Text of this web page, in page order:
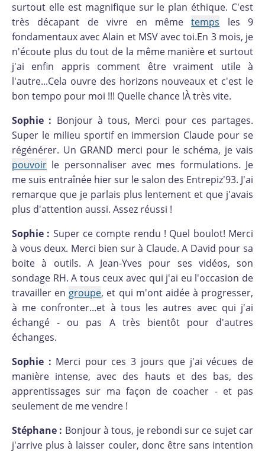
surtout elle est magnifique sur le plan éthique. C'est
très décapant de vivre en mêmetemps les 9
fondamentaux avec Alain et MSV avec toi.En 3 mois, je
n'écoute plus du tout de la même manière et surtout
j'ai enfin appris comment être vraiment utile à
l'autre...Cela ouvre des horizons nouveaux et c'est le
bon tempo pour moi !!! Quelle chance !À très vite.
Sophie : Bonjour à tous, Merci pour ces partages.
Super le milieu sportif en immersion Claude pour se
régénérer. Un GRAND merci pour le schéma, je vais
pouvoir le personnaliser avec mes formulations. Je
me suis entraînée hier sur le salon des Entrepiz'93. J'ai
remarque que je parlais plus lentement et que j'avais
plus d'attention aussi. Assez réussi !
Sophie : Super ce compte rendu ! Quel boulot! Merci
à vous deux. Merci bien sur à Claude. A David pour sa
boite à outils. A Jean-Yves pour ses vidéos, son
sondage RH. A tous ceux avec qui j'ai eu l'occasion de
travailler en groupe, et qui m'ont aidée à progresser,
à me confronter...et à tous les autres avec qui j'ai
échangé - ou pas A très bientôt pour d'autres
échanges.
Sophie : Merci pour ces 3 jours que j'ai vécues de
manière intense, avec des hauts et des bas, des
apprentissages sur ma façon de coacher - et pas
seulement de me vendre !
Stéphane : Bonjour à tous, je rebondi sur ce sujet car
j'arrive plus à laisser couler, donc être sans intention